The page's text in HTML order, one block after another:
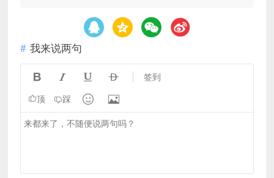
我来说两句
    签到
顶 踩  